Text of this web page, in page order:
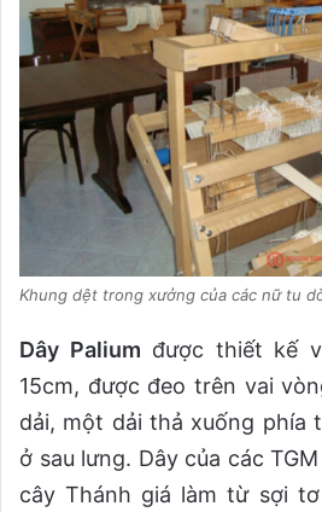
Khung dệt trong xưởng của các nữ tu
Dây Palium được thiết kế
15cm, được đeo trên vai
dải, một dải thả xuống phía
ở sau lưng. Dây của các
cây Thánh giá làm từ sợi